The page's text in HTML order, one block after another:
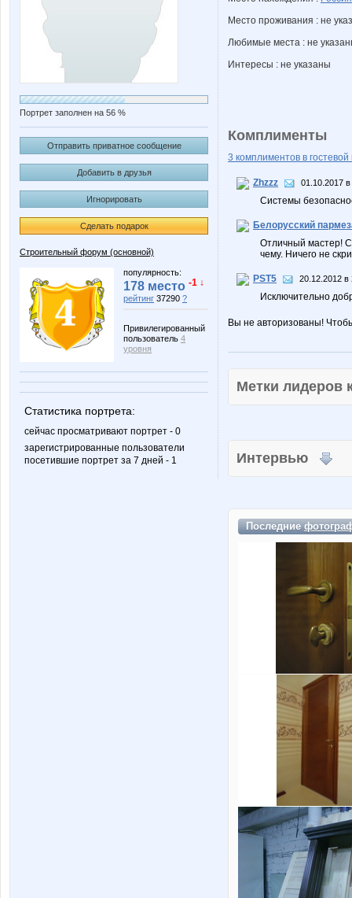
Портрет заполнен на 56 %
Отправить приватное сообщение
Добавить в друзья
Игнорировать
Сделать подарок
Строительный форум (основной)
популярность:
178 место -1 ↓
рейтинг 37290 ?
Привилегированный
пользователь 4
уровня
Статистика портрета:
сейчас просматривают портрет - 0
зарегистрированные пользователи
посетившие портрет за 7 дней - 1
Место проживания : не
Любимые места : не
Интересы : не указаны
Комплименты
3 комплиментов в гостевой
Zhzzz 01.10.2017
Системы
Белорусский
Отличный мастер!
чему. Ничего не
PST5 20.12.2012 в
Исключительно
Вы не авторизованы!
Метки
Интервью
Последние